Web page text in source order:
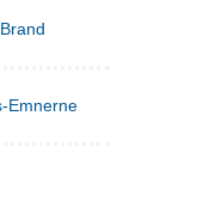
Emnerne